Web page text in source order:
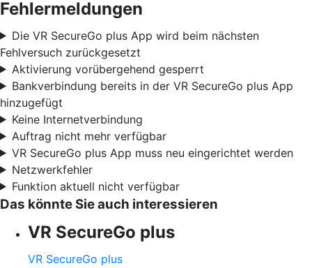
Fehlermeldungen
Die VR SecureGo plus App wird beim nächsten
Fehlversuch zurückgesetzt
Aktivierung vorübergehend gesperrt
Bankverbindung bereits in der VR SecureGo plus App
hinzugefügt
Keine Internetverbindung
Auftrag nicht mehr verfügbar
VR SecureGo plus App muss neu eingerichtet werden
Netzwerkfehler
Funktion aktuell nicht verfügbar
Das könnte Sie auch interessieren
VR SecureGo plus
VR SecureGo plus